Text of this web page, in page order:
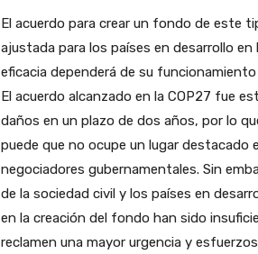
El acuerdo para crear un fondo de este
ajustada para los países en desarrollo en
eficacia dependerá de su
El acuerdo alcanzado en la COP27 fue
daños en un plazo de dos años, por lo
puede que no ocupe un lugar destacado
negociadores gubernamentales. Sin
de la sociedad civil y los países en
en la creación del fondo han sido
reclamen una mayor urgencia y